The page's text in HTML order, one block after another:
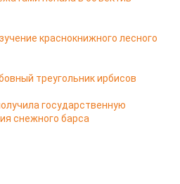
краснокнижного лесного
треугольник ирбисов
государственную
снежного барса